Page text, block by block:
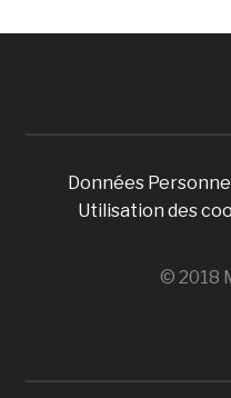
Données
Utilisation des
© 2018